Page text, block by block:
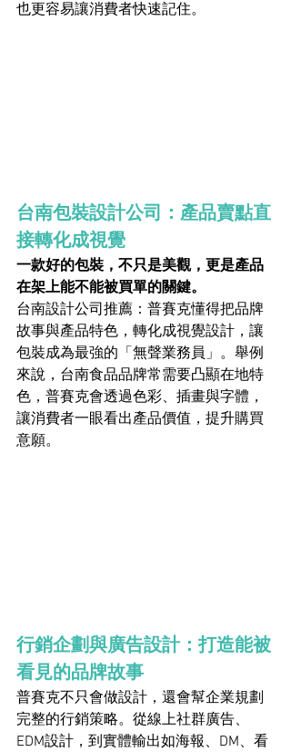
也更容易讓消費者快速記住。
台南包裝設計公司：產品賣點直
接轉化成視覺
一款好的包裝，不只是美觀，更是產品
在架上能不能被買單的關鍵。
台南設計公司推薦：普賽克懂得把品牌
故事與產品特色，轉化成視覺設計，讓
包裝成為最強的「無聲業務員」。舉例
來說，台南食品品牌常需要凸顯在地特
色，普賽克會透過色彩、插畫與字體，
讓消費者一眼看出產品價值，提升購買
意願。
行銷企劃與廣告設計：打造能被
看見的品牌故事
普賽克不只會做設計，還會幫企業規劃
完整的行銷策略。從線上社群廣告、
EDM設計，到實體輸出如海報、DM、看